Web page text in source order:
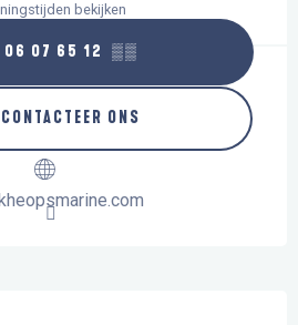
bekijken
06 07 65 12 ▒▒
CONTACTEER ONS